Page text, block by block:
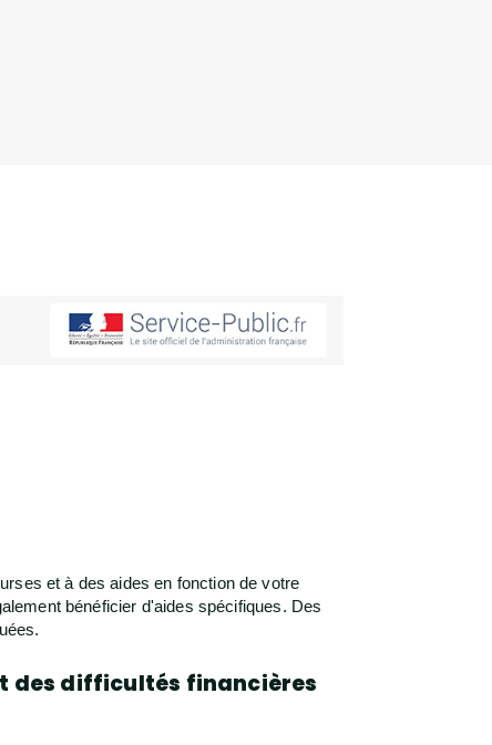
et à des aides en fonction de votre
bénéficier d'aides spécifiques. Des
des difficultés financières